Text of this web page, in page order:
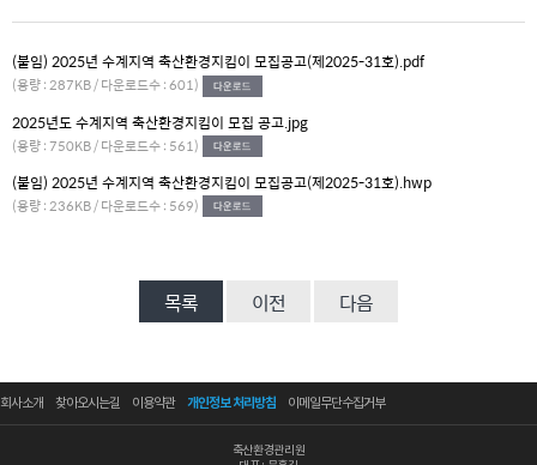
(붙임) 2025년 수계지역 축산환경지킴이 모집공고(제2025-31호).pdf
(용량 : 287KB / 다운로드수 : 601)
2025년도 수계지역 축산환경지킴이 모집 공고.jpg
(용량 : 750KB / 다운로드수 : 561)
(붙임) 2025년 수계지역 축산환경지킴이 모집공고(제2025-31호).hwp
(용량 : 236KB / 다운로드수 : 569)
목록 이전 다음
회사소개 찾아오시는길 이용약관 개인정보 처리방침 이메일무단수집거부
축산환경관리원